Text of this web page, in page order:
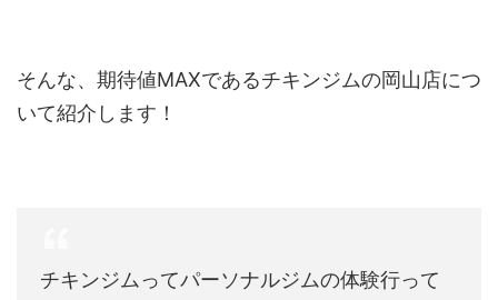
そんな、期待値MAXであるチキンジムの岡山店につ
いて紹介します！
チキンジムってパーソナルジムの体験行って